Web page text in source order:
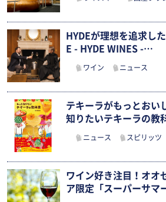
HYDEが理想を追求し
E - HYDE WINES -…
ワイン ニュース
テキーラがもっとおい
知りたいテキーラの教
ニュース スピリッツ
ワイン好き注目！オオ
ア限定「スーパーサマ